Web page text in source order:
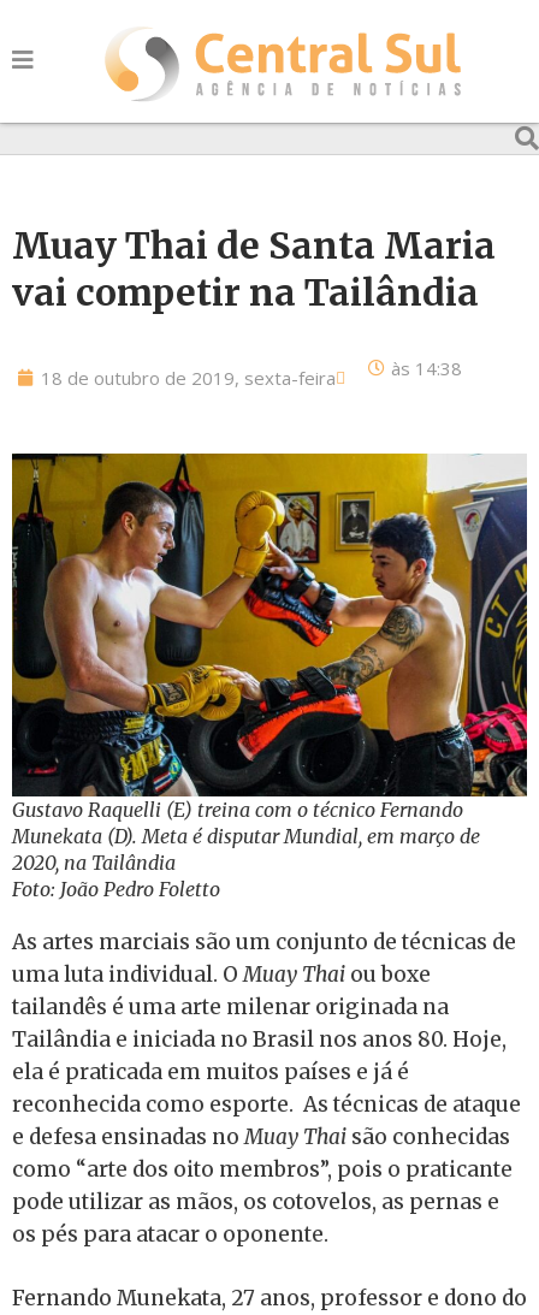
Muay Thai de Santa Maria
vai competir na Tailândia
18 de outubro de 2019, sexta-feira às 14:38
Gustavo Raquelli (E) treina com o técnico Fernando
Munekata (D). Meta é disputar Mundial, em março de
2020, na Tailândia
Foto: João Pedro Foletto
As artes marciais são um conjunto de técnicas de
uma luta individual. OMuay Thai ou boxe
tailandês é uma arte milenar originada na
Tailândia e iniciada no Brasil nos anos 80. Hoje,
ela é praticada em muitos países e já é
reconhecida como esporte. As técnicas de ataque
e defesa ensinadas noMuay Thai são conhecidas
como “arte dos oito membros”, pois o praticante
pode utilizar as mãos, os cotovelos, as pernas e
os pés para atacar o oponente.
Fernando Munekata, 27 anos, professor e dono do